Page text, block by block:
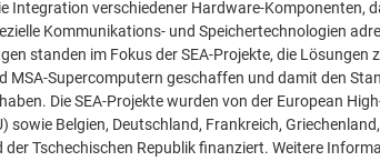
Integration verschiedener Hardware-Komponenten,
Kommunikations- und Speichertechnologien
standen im Fokus der SEA-Projekte, die Lösungen
MSA-Supercomputern geschaffen und damit den
Die SEA-Projekte wurden von der European
sowie Belgien, Deutschland, Frankreich,
der Tschechischen Republik finanziert. Weitere